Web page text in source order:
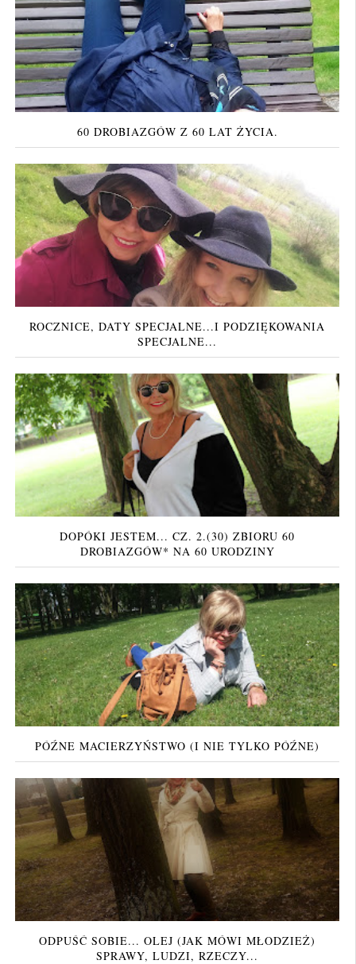
60 DROBIAZGÓW Z 60 LAT ŻYCIA.
ROCZNICE, DATY SPECJALNE...I PODZIĘKOWANIA
SPECJALNE...
DOPÓKI JESTEM... CZ. 2.(30) ZBIORU 60
DROBIAZGÓW* NA 60 URODZINY
PÓŹNE MACIERZYŃSTWO (I NIE TYLKO PÓŹNE)
ODPUŚĆ SOBIE... OLEJ (JAK MÓWI MŁODZIEŻ)
SPRAWY, LUDZI, RZECZY...